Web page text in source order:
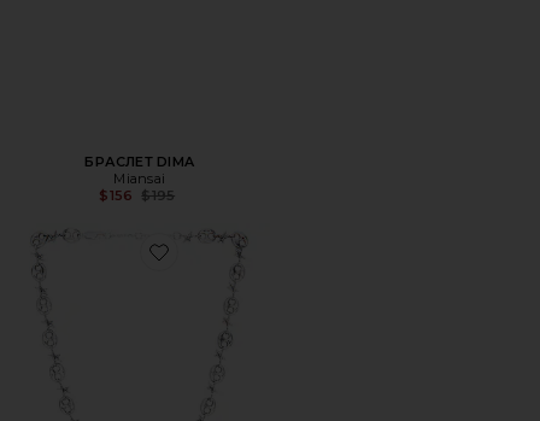
БРАСЛЕТ DIMA
Miansai
$156
Previous price:
$195
Favorite ОЖЕРЕЛЬЕ CALABROTE